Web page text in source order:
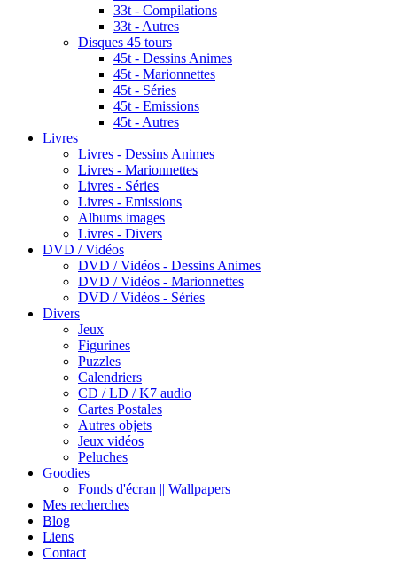
33t - Compilations
33t - Autres
Disques 45 tours
45t - Dessins Animes
45t - Marionnettes
45t - Séries
45t - Emissions
45t - Autres
Livres
Livres - Dessins Animes
Livres - Marionnettes
Livres - Séries
Livres - Emissions
Albums images
Livres - Divers
DVD / Vidéos
DVD / Vidéos - Dessins Animes
DVD / Vidéos - Marionnettes
DVD / Vidéos - Séries
Divers
Jeux
Figurines
Puzzles
Calendriers
CD / LD / K7 audio
Cartes Postales
Autres objets
Jeux vidéos
Peluches
Goodies
Fonds d'écran || Wallpapers
Mes recherches
Blog
Liens
Contact